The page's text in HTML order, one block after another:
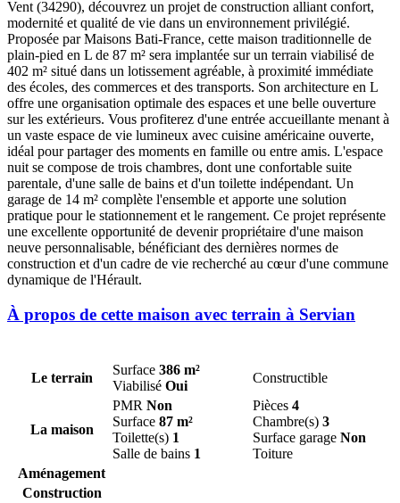
Vent (34290), découvrez un projet de construction alliant confort,
modernité et qualité de vie dans un environnement privilégié.
Proposée par Maisons Bati-France, cette maison traditionnelle de
plain-pied en L de 87 m² sera implantée sur un terrain viabilisé de
402 m² situé dans un lotissement agréable, à proximité immédiate
des écoles, des commerces et des transports. Son architecture en L
offre une organisation optimale des espaces et une belle ouverture
sur les extérieurs. Vous profiterez d'une entrée accueillante menant à
un vaste espace de vie lumineux avec cuisine américaine ouverte,
idéal pour partager des moments en famille ou entre amis. L'espace
nuit se compose de trois chambres, dont une confortable suite
parentale, d'une salle de bains et d'un toilette indépendant. Un
garage de 14 m² complète l'ensemble et apporte une solution
pratique pour le stationnement et le rangement. Ce projet représente
une excellente opportunité de devenir propriétaire d'une maison
neuve personnalisable, bénéficiant des dernières normes de
construction et d'un cadre de vie recherché au cœur d'une commune
dynamique de l'Hérault.
À propos de cette maison avec terrain à Servian
Le terrain
Surface 386 m²
Viabilisé Oui
Constructible
La maison
PMR Non
Surface 87 m²
Toilette(s) 1
Salle de bains 1
Pièces 4
Chambre(s) 3
Surface garage Non
Toiture
Aménagement
Construction